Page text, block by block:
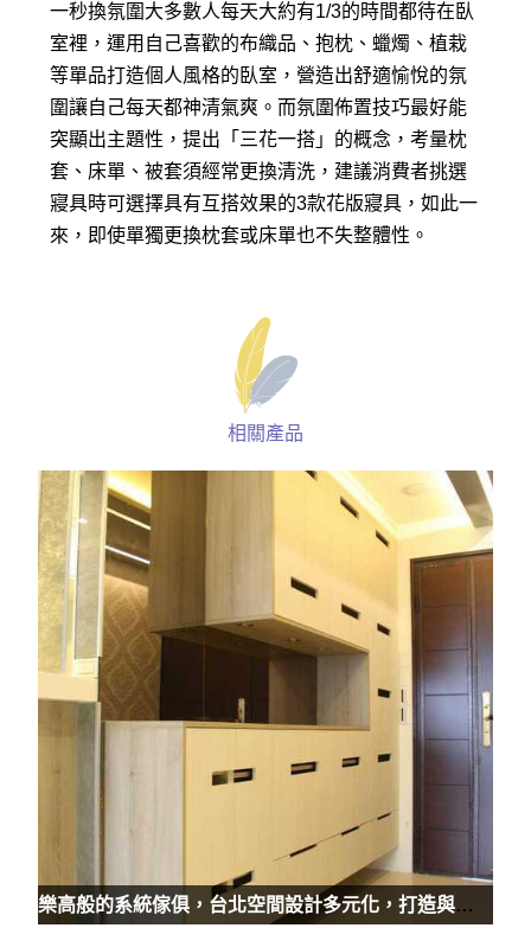
一秒換氛圍大多數人每天大約有1/3的時間都待在臥
室裡，運用自己喜歡的布織品、抱枕、蠟燭、植栽
等單品打造個人風格的臥室，營造出舒適愉悅的氛
圍讓自己每天都神清氣爽。而氛圍佈置技巧最好能
突顯出主題性，提出「三花一搭」的概念，考量枕
套、床單、被套須經常更換清洗，建議消費者挑選
寢具時可選擇具有互搭效果的3款花版寢具，如此一
來，即使單獨更換枕套或床單也不失整體性。
相關產品
樂高般的系統傢俱，台北空間設計多元化，打造與眾不同家居風格